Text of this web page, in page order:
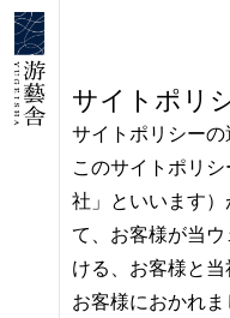
サイトポリ
サイトポリシーの
このサイトポリ
社」といいます
て、お客様が当
ける、お客様と当
お客様におかれ